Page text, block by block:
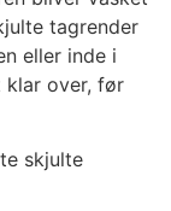
tagrender
eller inde i
klar over, før
skjulte